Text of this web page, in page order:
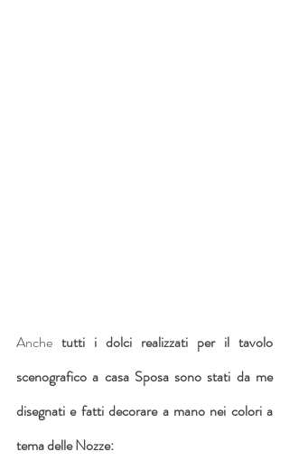
Anche tutti i dolci realizzati per il tavolo
scenografico a casa Sposa sono stati da me
disegnati e fatti decorare a mano nei colori a
tema delle Nozze: